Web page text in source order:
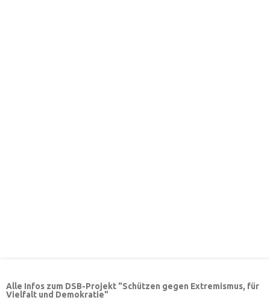
Alle Infos zum DSB-Projekt "Schützen gegen Extremismus, für
Vielfalt und Demokratie"